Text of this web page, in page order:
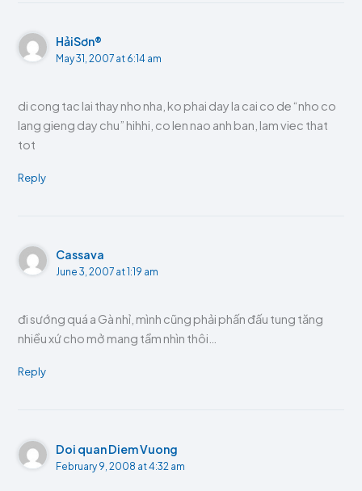
HảiSơn®
May 31, 2007 at 6:14 am
di cong tac lai thay nho nha, ko phai day la cai co de “nho co
lang gieng day chu” hihhi, co len nao anh ban, lam viec that
tot
Reply
Cassava
June 3, 2007 at 1:19 am
đi sướng quá a Gà nhỉ, mình cũng phải phấn đấu tung tăng
nhiều xứ cho mở mang tầm nhìn thôi…
Reply
Doi quan Diem Vuong
February 9, 2008 at 4:32 am